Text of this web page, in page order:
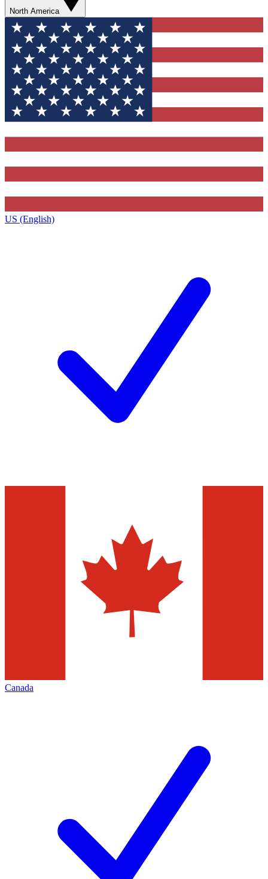
North America
US (English)
Canada